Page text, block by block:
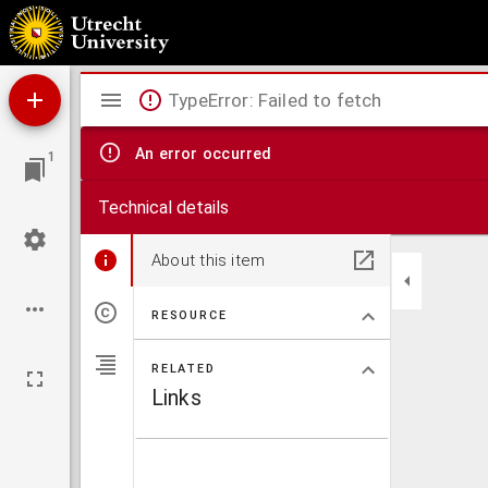
De piano en pianino en andere muziek-instrumenten : het klokkenspel, de viool, de
1
Mirador
viewer
TypeError: Failed to fetch
An error occurred
Technical details
About this item
RESOURCE
RELATED
Links